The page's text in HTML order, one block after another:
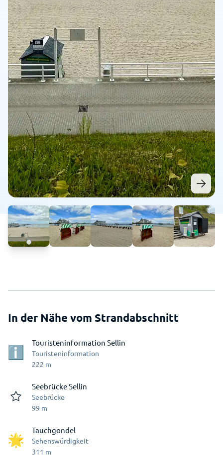
In der Nähe vom Strandabschnitt
Touristeninformation Sellin
Touristeninformation
222 m
Seebrücke Sellin
Seebrücke
99 m
Tauchgondel
Sehenswürdigkeit
311 m